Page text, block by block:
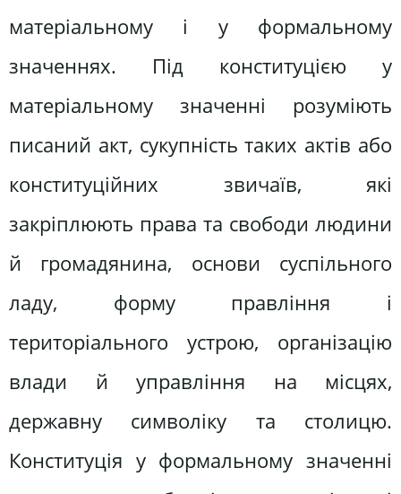
матеріальному і у формальному
значеннях. Під конституцією у
матеріальному значенні розуміють
писаний акт, сукупність таких актів або
конституційних звичаїв, які
закріплюють права та свободи людини
й громадянина, основи суспільного
ладу, форму правління і
територіального устрою, організацію
влади й управління на місцях,
державну символіку та столицю.
Конституція у формальному значенні